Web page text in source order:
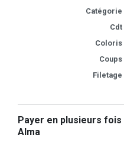
Catégorie
Cdt
Coloris
Coups
Filetage
Payer en plusieurs
Alma